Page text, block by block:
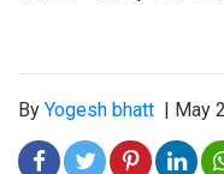
By Yogesh bhatt May